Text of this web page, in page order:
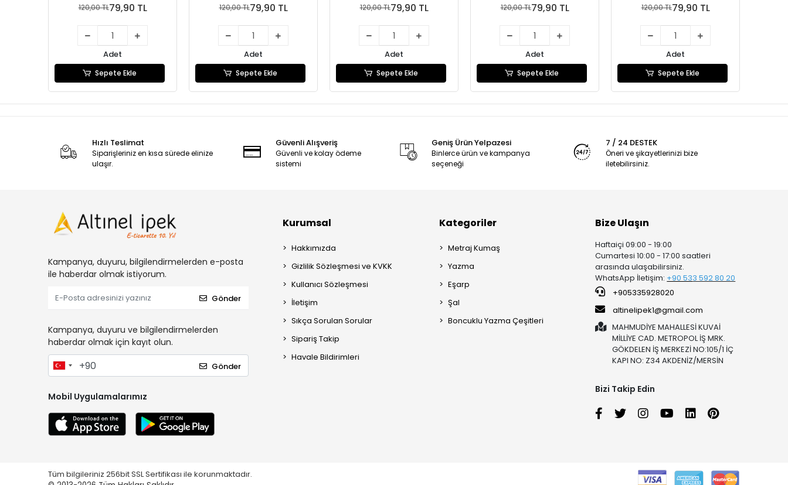
120,00 TL79,90 TL
Adet
Sepete Ekle
120,00 TL79,90 TL
Adet
Sepete Ekle
120,00 TL79,90 TL
Adet
Sepete Ekle
120,00 TL79,90 TL
Adet
Sepete Ekle
120,00 TL79,90 TL
Adet
Sepete Ekle
Hızlı Teslimat
Siparişleriniz en kısa sürede elinize
ulaşır.
Güvenli Alışveriş
Güvenli ve kolay ödeme
sistemi
Geniş Ürün Yelpazesi
Binlerce ürün ve kampanya
seçeneği
7 / 24 DESTEK
Öneri ve şikayetlerinizi bize
iletebilirsiniz.
Kampanya, duyuru, bilgilendirmelerden e-posta
ile haberdar olmak istiyorum.
Gönder
Kampanya, duyuru ve bilgilendirmelerden
haberdar olmak için kayıt olun.
Gönder
Mobil Uygulamalarımız
Kurumsal
Hakkımızda
Gizlilik Sözleşmesi ve KVKK
Kullanıcı Sözleşmesi
İletişim
Sıkça Sorulan Sorular
Sipariş Takip
Havale Bildirimleri
Kategoriler
Metraj Kumaş
Yazma
Eşarp
Şal
Boncuklu Yazma Çeşitleri
Bize Ulaşın
Haftaiçi 09:00 - 19:00
Cumartesi 10:00 - 17:00 saatleri
arasında ulaşabilirsiniz.
WhatsApp İletişim: +90 533 592 80 20
+905335928020
altinelipek1@gmail.com
MAHMUDİYE MAHALLESİ KUVAİ
MİLLİYE CAD. METROPOL İŞ MRK.
GÖKDELEN İŞ MERKEZİ NO:105/1 İÇ
KAPI NO: Z34 AKDENİZ/MERSİN
Bizi Takip Edin
Tüm bilgileriniz 256bit SSL Sertifikası ile korunmaktadır.